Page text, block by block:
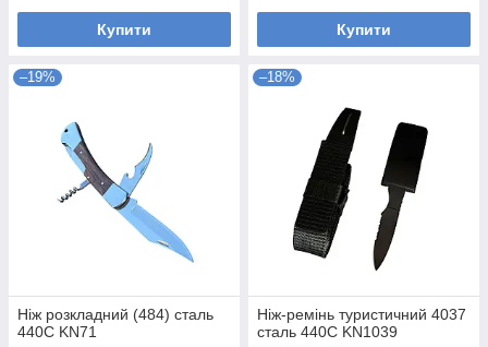
Купити Купити
–19%
Ніж розкладний (484) сталь
440С KN71
–18%
Ніж-ремінь туристичний 4037
сталь 440С KN1039